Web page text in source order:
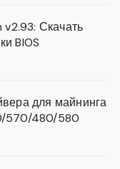
v2.93: Скачать
BIOS
для майнинга
570/480/580